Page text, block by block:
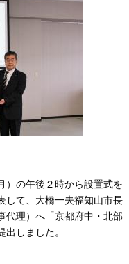
の午後２時から設置式を
して、大橋一夫福知山市長
代理）へ「京都府中・北部
しました。